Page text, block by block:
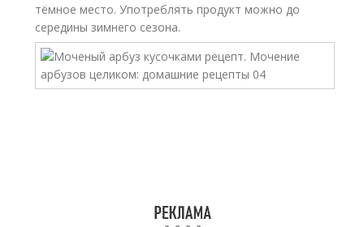
тёмное место. Употреблять продукт можно до
середины зимнего сезона.